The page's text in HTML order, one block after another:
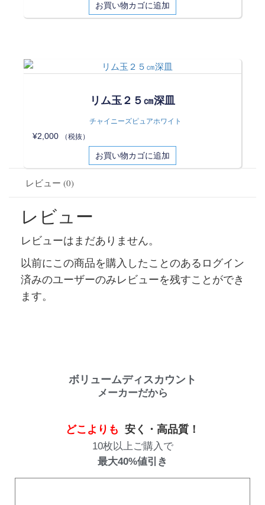
お買い物カゴに追加
リム玉２５㎝深皿
チャイニーズピュアホワイト
¥2,000 （税抜）
お買い物カゴに追加
レビュー (0)
レビュー
レビューはまだありません。
以前にこの商品を購入したことのあるログイン
済みのユーザーのみレビューを残すことができ
ます。
ボリュームディスカウント
メーカーだから
どこよりも 安く・高品質！
10枚以上ご購入で
最大40%値引き